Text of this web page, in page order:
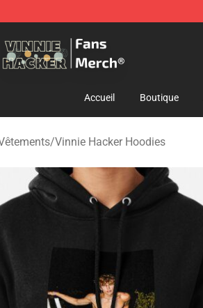
Accueil Boutique
/Vinnie Hacker Hoodies